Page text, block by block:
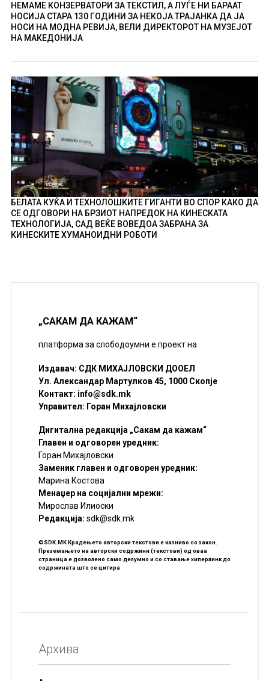
НЕМАМЕ КОНЗЕРВАТОРИ ЗА ТЕКСТИЛ, А ЛУЃЕ НИ БАРААТ
НОСИЈА СТАРА 130 ГОДИНИ ЗА НЕКОЈА ТРАЈАНКА ДА ЈА
НОСИ НА МОДНА РЕВИЈА, ВЕЛИ ДИРЕКТОРОТ НА МУЗЕЈОТ
НА МАКЕДОНИЈА
БЕЛАТА КУЌА И ТЕХНОЛОШКИТЕ ГИГАНТИ ВО СПОР КАКО ДА
СЕ ОДГОВОРИ НА БРЗИОТ НАПРЕДОК НА КИНЕСКАТА
ТЕХНОЛОГИЈА, САД ВЕЌЕ ВОВЕДОА ЗАБРАНА ЗА
КИНЕСКИТЕ ХУМАНОИДНИ РОБОТИ
„САКАМ ДА КАЖАМ“
платформа за слободоумни е проект на
Издавач: СДК МИХАЈЛОВСКИ ДООЕЛ
Ул. Александар Мартулков 45, 1000 Скопје
Контакт: info@sdk.mk
Управител: Горан Михајловски
Дигитална редакција „Сакам да кажам“
Главен и одговорен уредник:
Горан Михајловски
Заменик главен и одговорен уредник:
Марина Костова
Менаџер на социјални мрежи:
Мирослав Илиоски
Редакцијa: sdk@sdk.mk
©SDK.MK Крадењето авторски текстови е казниво со закон.
Преземањето на авторски содржини (текстови) од оваа
страница е дозволено само делумно и со ставање хиперлинк до
содржината што се цитира
Архива